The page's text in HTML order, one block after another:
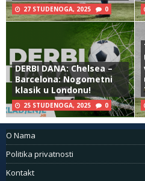
27 STUDENOGA, 2025 0
DERBI DANA: Chelsea –
Barcelona: Nogometni
klasik u Londonu!
25 STUDENOGA, 2025 0
O Nama
Politika privatnosti
Kontakt